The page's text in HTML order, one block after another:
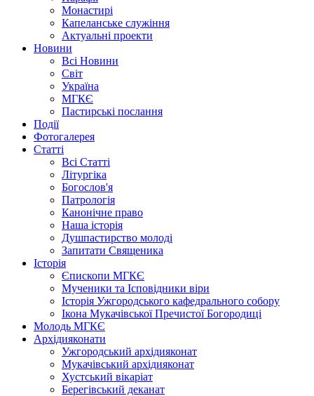
Монастирі
Капеланське служіння
Актуальні проекти
Новини
Всі Новини
Світ
Україна
МГКЄ
Пастирські послання
Події
Фотогалерея
Статті
Всі Статті
Літургіка
Богослов'я
Патрологія
Канонічне право
Наша історія
Душпастирство молоді
Запитати Священика
Історія
Єпископи МГКЄ
Мученики та Ісповідники віри
Історія Ужгородського кафедрального собору
Ікона Мукачівської Пречистої Богородиці
Молодь МГКЄ
Архідияконати
Ужгородський архідияконат
Мукачівський архідияконат
Хустський вікаріат
Берегівський деканат